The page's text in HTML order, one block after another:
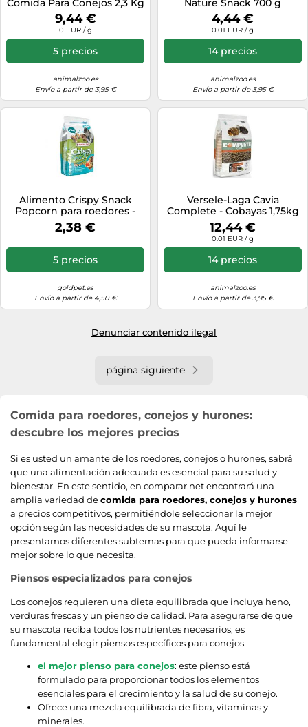
Comida Para Conejos 2,3 Kg
9,44 €
0 EUR / g
5 precios
animalzoo.es
Envío a partir de 3,95 €
Nature Snack 700 g
Hámster
4,44 €
0.01 EUR / g
14 precios
animalzoo.es
Envío a partir de 3,95 €
Alimento Crispy Snack
Popcorn para roedores -
Versele-Laga - Cantidad:
650 g
2,38 €
5 precios
goldpet.es
Envío a partir de 4,50 €
Versele-Laga Cavia
Complete - Cobayas 1,75kg
12,44 €
0.01 EUR / g
14 precios
animalzoo.es
Envío a partir de 3,95 €
Denunciar contenido ilegal
página siguiente
Comida para roedores, conejos y hurones:
descubre los mejores precios
Si es usted un amante de los roedores, conejos o hurones, sabrá
que una alimentación adecuada es esencial para su salud y
bienestar. En este sentido, en comparar.net encontrará una
amplia variedad decomida para roedores, conejos y hurones
a precios competitivos, permitiéndole seleccionar la mejor
opción según las necesidades de su mascota. Aquí le
presentamos diferentes subtemas para que pueda informarse
mejor sobre lo que necesita.
Piensos especializados para conejos
Los conejos requieren una dieta equilibrada que incluya heno,
verduras frescas y un pienso de calidad. Para asegurarse de que
su mascota reciba todos los nutrientes necesarios, es
fundamental elegir piensos específicos para conejos.
el mejor pienso para conejos: este pienso está
formulado para proporcionar todos los elementos
esenciales para el crecimiento y la salud de su conejo.
Ofrece una mezcla equilibrada de fibra, vitaminas y
minerales.